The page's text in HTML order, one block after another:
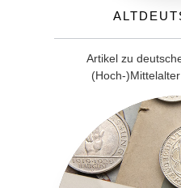
Artikel zu
(Hoch-